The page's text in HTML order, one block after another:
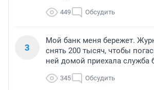
449 Обсудить
3
Мой банк меня бережет.
снять 200 тысяч, чтобы
ней домой приехала служба
345 Обсудить